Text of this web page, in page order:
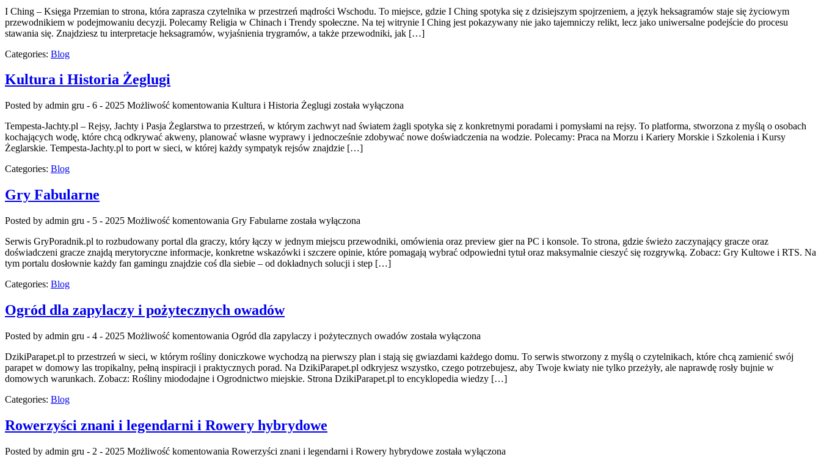
I Ching – Księga Przemian to strona, która zaprasza czytelnika w przestrzeń mądrości Wschodu. To miejsce, gdzie I Ching spotyka się z dzisiejszym spojrzeniem, a język heksagramów staje się życiowym
przewodnikiem w podejmowaniu decyzji. Polecamy Religia w Chinach i Trendy społeczne. Na tej witrynie I Ching jest pokazywany nie jako tajemniczy relikt, lecz jako uniwersalne podejście do procesu
stawania się. Znajdziesz tu interpretacje heksagramów, wyjaśnienia trygramów, a także przewodniki, jak […]
Categories: Blog
Kultura i Historia Żeglugi
Posted by admin gru - 6 - 2025 Możliwość komentowania Kultura i Historia Żeglugi została wyłączona
Tempesta-Jachty.pl – Rejsy, Jachty i Pasja Żeglarstwa to przestrzeń, w którym zachwyt nad światem żagli spotyka się z konkretnymi poradami i pomysłami na rejsy. To platforma, stworzona z myślą o osobach
kochających wodę, które chcą odkrywać akweny, planować własne wyprawy i jednocześnie zdobywać nowe doświadczenia na wodzie. Polecamy: Praca na Morzu i Kariery Morskie i Szkolenia i Kursy
Żeglarskie. Tempesta-Jachty.pl to port w sieci, w której każdy sympatyk rejsów znajdzie […]
Categories: Blog
Gry Fabularne
Posted by admin gru - 5 - 2025 Możliwość komentowania Gry Fabularne została wyłączona
Serwis GryPoradnik.pl to rozbudowany portal dla graczy, który łączy w jednym miejscu przewodniki, omówienia oraz preview gier na PC i konsole. To strona, gdzie świeżo zaczynający gracze oraz
doświadczeni gracze znajdą merytoryczne informacje, konkretne wskazówki i szczere opinie, które pomagają wybrać odpowiedni tytuł oraz maksymalnie cieszyć się rozgrywką. Zobacz: Gry Kultowe i RTS. Na
tym portalu dosłownie każdy fan gamingu znajdzie coś dla siebie – od dokładnych solucji i step […]
Categories: Blog
Ogród dla zapylaczy i pożytecznych owadów
Posted by admin gru - 4 - 2025 Możliwość komentowania Ogród dla zapylaczy i pożytecznych owadów została wyłączona
DzikiParapet.pl to przestrzeń w sieci, w którym rośliny doniczkowe wychodzą na pierwszy plan i stają się gwiazdami każdego domu. To serwis stworzony z myślą o czytelnikach, które chcą zamienić swój
parapet w domowy las tropikalny, pełną inspiracji i praktycznych porad. Na DzikiParapet.pl odkryjesz wszystko, czego potrzebujesz, aby Twoje kwiaty nie tylko przeżyły, ale naprawdę rosły bujnie w
domowych warunkach. Zobacz: Rośliny miododajne i Ogrodnictwo miejskie. Strona DzikiParapet.pl to encyklopedia wiedzy […]
Categories: Blog
Rowerzyści znani i legendarni i Rowery hybrydowe
Posted by admin gru - 2 - 2025 Możliwość komentowania Rowerzyści znani i legendarni i Rowery hybrydowe została wyłączona